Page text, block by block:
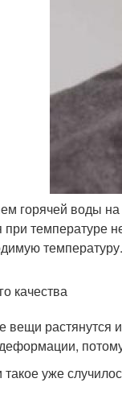
горячей воды
при температуре
температуру.
качества
вещи растянутся
уже